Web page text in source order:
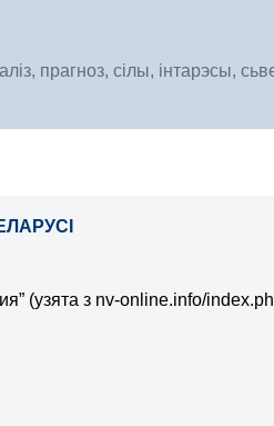
прагноз, сілы, інтарэсы,
(узята з nv-online.info/